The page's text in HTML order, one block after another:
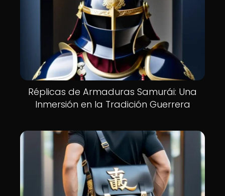
Réplicas de Armaduras Samurái: Una
Inmersión en la Tradición Guerrera